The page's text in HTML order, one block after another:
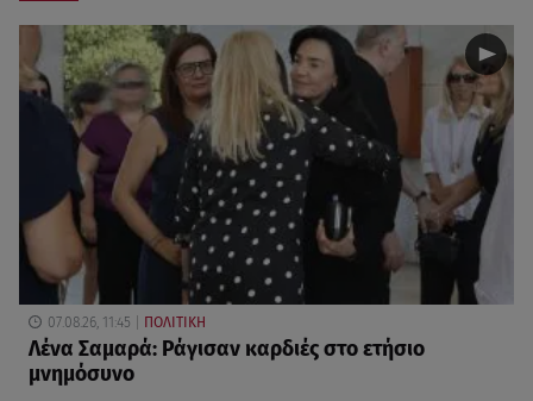
07.08.26, 11:45 ΠΟΛΙΤΙΚΗ
Λένα Σαμαρά: Ράγισαν καρδιές στο ετήσιο
μνημόσυνο